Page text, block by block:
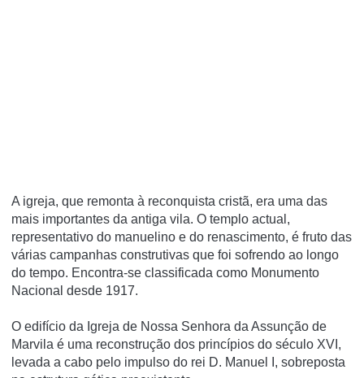
A igreja, que remonta à reconquista cristã, era uma das
mais importantes da antiga vila. O templo actual,
representativo do manuelino e do renascimento, é fruto das
várias campanhas construtivas que foi sofrendo ao longo
do tempo. Encontra-se classificada como Monumento
Nacional desde 1917.
O edifício da Igreja de Nossa Senhora da Assunção de
Marvila é uma reconstrução dos princípios do século XVI,
levada a cabo pelo impulso do rei D. Manuel I, sobreposta